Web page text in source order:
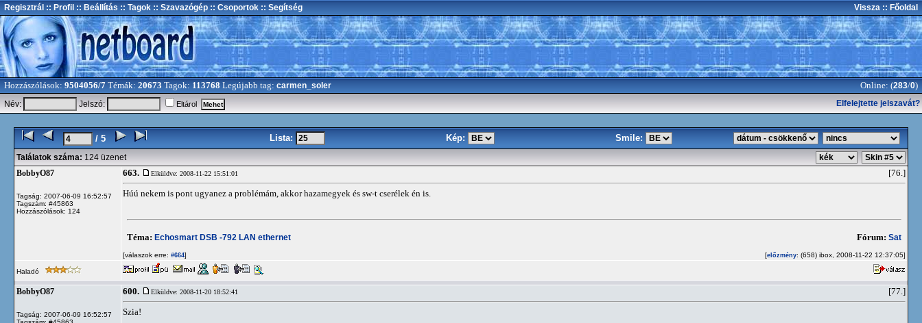
Regisztrál :: Profil :: Beállítás :: Tagok :: Szavazógép :: Csoportok :: Segítség Vissza :: Főoldal
Hozzászólások: 9504056/7 Témák: 20673 Tagok: 113768 Legújabb tag: carmen_soler Online: (283/0)
Név: Jelszó: Eltárol Elfelejtette jelszavát?
/ 5 Lista: Kép: Smile:
Találatok száma: 124 üzenet
BobbyO87
Tagság: 2007-06-09 16:52:57
Tagszám: #45863
Hozzászólások: 124
663. Elküldve: 2008-11-22 15:51:01 [76.]
Húú nekem is pont ugyanez a problémám, akkor hazamegyek és sw-t cserélek én is.
Téma: Echosmart DSB -792 LAN ethernet Fórum: Sat
[válaszok erre: #664] [előzmény: (658) ibox, 2008-11-22 12:37:05]
Haladó
BobbyO87
Tagság: 2007-06-09 16:52:57
600. Elküldve: 2008-11-20 18:52:41 [77.]
Szia!